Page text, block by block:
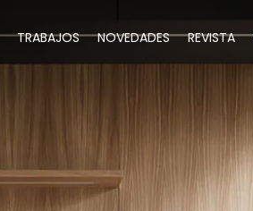
TRABAJOS NOVEDADES REVISTA